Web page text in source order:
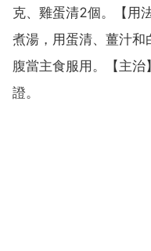
克、雞蛋清2個。【用
煮湯，用蛋清、薑汁和
腹當主食服用。【主
證。